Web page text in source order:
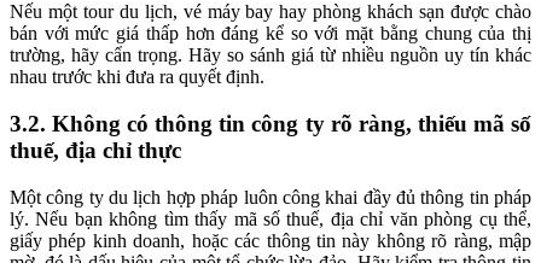
Nếu một tour du lịch, vé máy bay hay phòng khách sạn được chào
bán với mức giá thấp hơn đáng kể so với mặt bằng chung của thị
trường, hãy cẩn trọng. Hãy so sánh giá từ nhiều nguồn uy tín khác
nhau trước khi đưa ra quyết định.
3.2. Không có thông tin công ty rõ ràng, thiếu mã số
thuế, địa chỉ thực
Một công ty du lịch hợp pháp luôn công khai đầy đủ thông tin pháp
lý. Nếu bạn không tìm thấy mã số thuế, địa chỉ văn phòng cụ thể,
giấy phép kinh doanh, hoặc các thông tin này không rõ ràng, mập